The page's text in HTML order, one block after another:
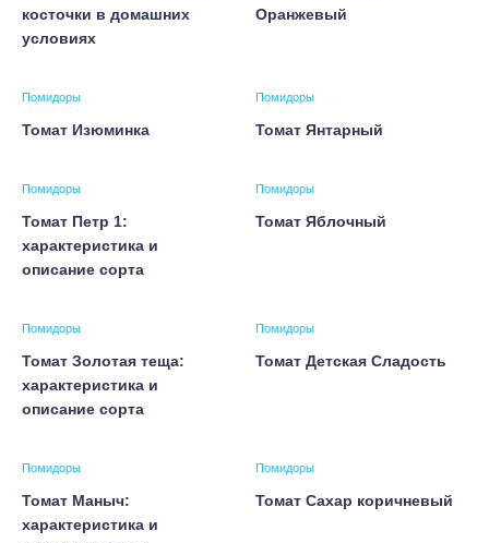
косточки в домашних
условиях
Оранжевый
Помидоры
Томат Изюминка
Помидоры
Томат Янтарный
Помидоры
Томат Петр 1:
характеристика и
описание сорта
Помидоры
Томат Яблочный
Помидоры
Томат Золотая теща:
характеристика и
описание сорта
Помидоры
Томат Детская Сладость
Помидоры
Томат Маныч:
характеристика и
Помидоры
Томат Сахар коричневый